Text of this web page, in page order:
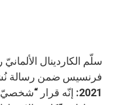
سلّم الكاردينال الألمانيّ
2021: إنّه قرار